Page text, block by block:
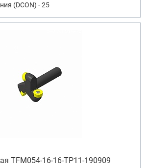
(DCON) - 25
TFM054-16-16-TP11-190909